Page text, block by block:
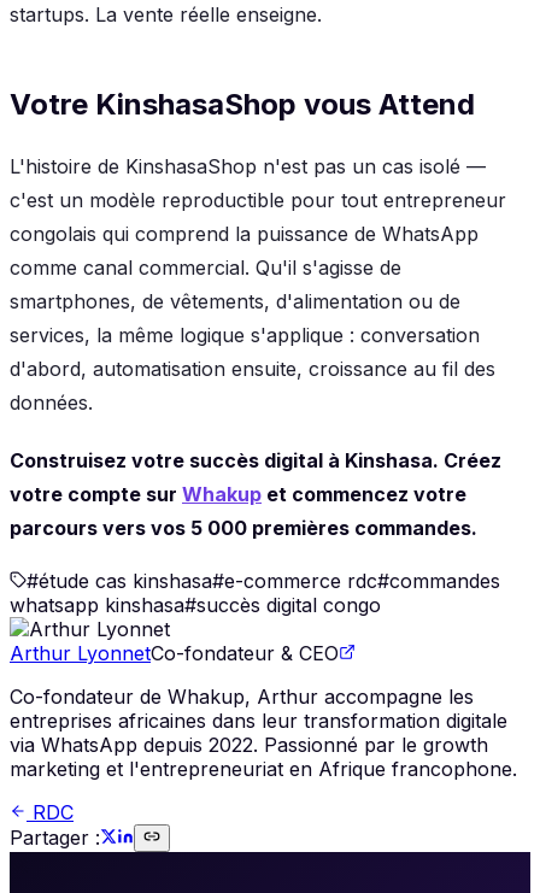
startups. La vente réelle enseigne.
Votre KinshasaShop vous Attend
L'histoire de KinshasaShop n'est pas un cas isolé —
c'est un modèle reproductible pour tout entrepreneur
congolais qui comprend la puissance de WhatsApp
comme canal commercial. Qu'il s'agisse de
smartphones, de vêtements, d'alimentation ou de
services, la même logique s'applique : conversation
d'abord, automatisation ensuite, croissance au fil des
données.
Construisez votre succès digital à Kinshasa. Créez
votre compte sur Whakup et commencez votre
parcours vers vos 5 000 premières commandes.
#étude cas kinshasa#e-commerce rdc#commandes
whatsapp kinshasa#succès digital congo
Arthur LyonnetCo-fondateur & CEO
Co-fondateur de Whakup, Arthur accompagne les
entreprises africaines dans leur transformation digitale
via WhatsApp depuis 2022. Passionné par le growth
marketing et l'entrepreneuriat en Afrique francophone.
RDC
Partager :